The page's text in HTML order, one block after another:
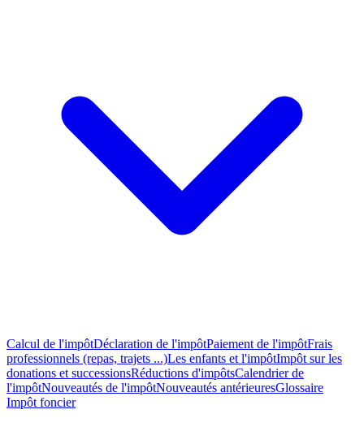
Calcul de l'impôtDéclaration de l'impôtPaiement de l'impôtFrais
professionnels (repas, trajets ...)Les enfants et l'impôtImpôt sur les
donations et successionsRéductions d'impôtsCalendrier de
l'impôtNouveautés de l'impôtNouveautés antérieuresGlossaire
Impôt foncier